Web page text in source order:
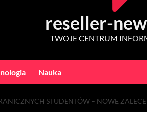
reseller-
TWOJE CENTRUM
Nauka
STUDENTÓW – NOWE